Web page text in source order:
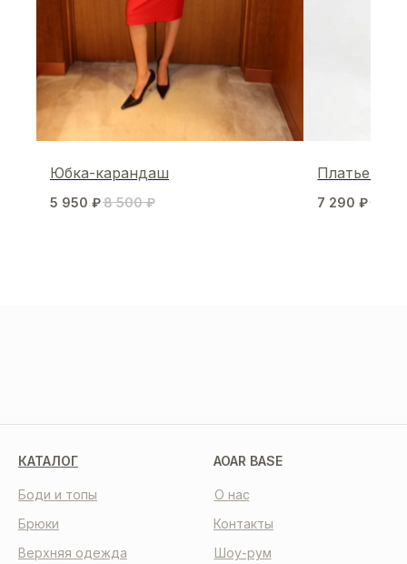
Юбка-карандаш
5 950 ₽8 500 ₽
Платье
7 290 ₽
КАТАЛОГ AOAR BASE
О нас
Контакты
Шоу-рум
Боди и топы
Брюки
Верхняя одежда